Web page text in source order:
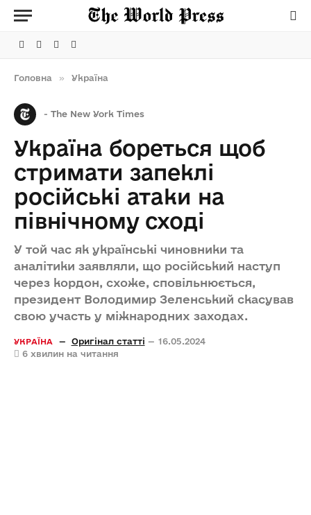
Facebook
Telegram
Instagram
X
Головна » Україна
- The New York Times
Україна бореться щоб
стримати запеклі
російські атаки на
північному сході
У той час як українські чиновники та
аналітики заявляли, що російський наступ
через кордон, схоже, сповільнюється,
президент Володимир Зеленський скасував
свою участь у міжнародних заходах.
УКРАЇНА Оригінал статті
16.05.2024
6 хвилин на читання